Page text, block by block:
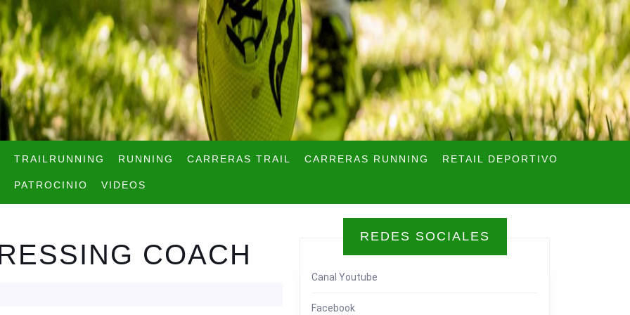
TRAILRUNNING RUNNING CARRERAS TRAIL CARRERAS RUNNING RETAIL DEPORTIVO
PATROCINIO VIDEOS
COACH
REDES SOCIALES
Canal Youtube
Facebook